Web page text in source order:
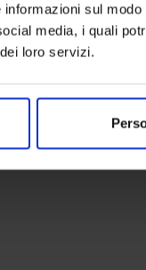
sul
media, i quali
loro servizi.Casablanca